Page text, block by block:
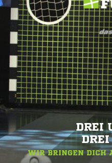
DREI
DREI
WIR BRINGEN DICH